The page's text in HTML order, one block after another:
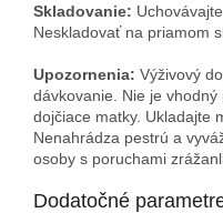
Skladovanie:
Neskladovať na priamom
Upozornenia: Výživový
dávkovanie. Nie je
dojčiace matky. Ukladajte
Nenahrádza pestrú a
osoby s poruchami
Dodatočné